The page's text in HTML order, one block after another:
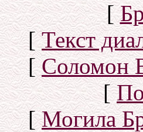
[
[Текст
[Соломон
[
[Могила